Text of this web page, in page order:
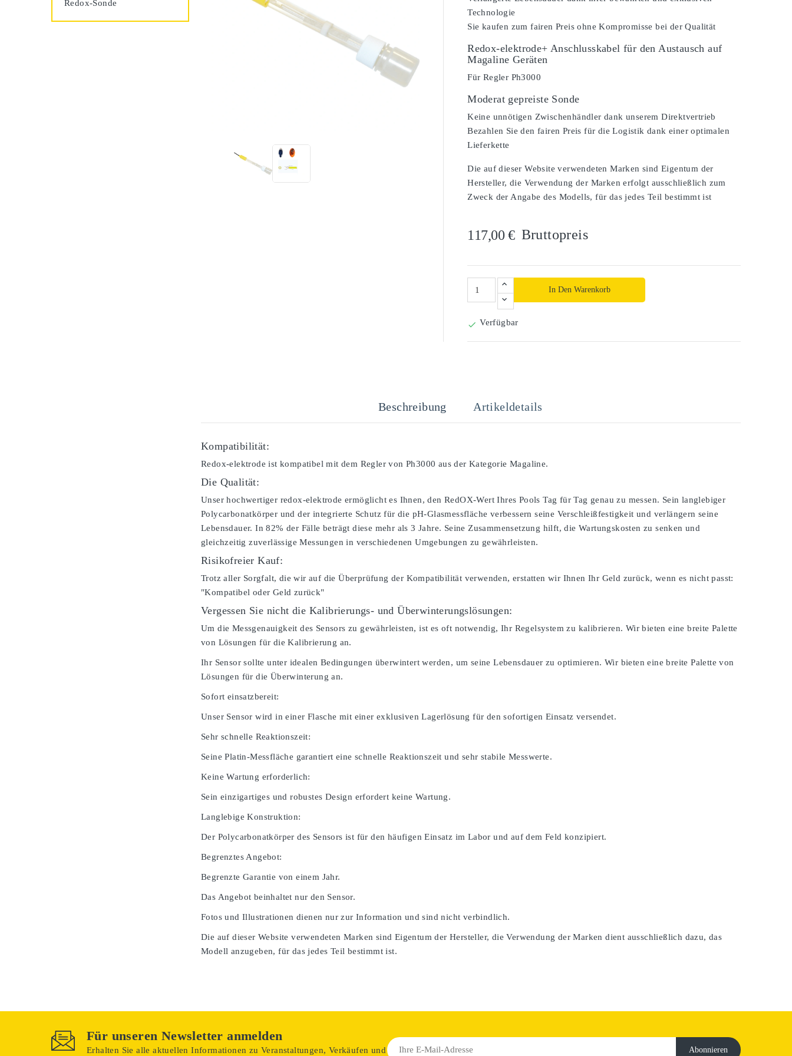
Redox-Sonde
Technologie
Sie kaufen zum fairen Preis ohne Kompromisse bei der Qualität
Redox-elektrode+ Anschlusskabel für den Austausch auf
Magaline Geräten
Für Regler Ph3000
Moderat gepreiste Sonde
Keine unnötigen Zwischenhändler dank unserem Direktvertrieb
Bezahlen Sie den fairen Preis für die Logistik dank einer optimalen
Lieferkette
Die auf dieser Website verwendeten Marken sind Eigentum der
Hersteller, die Verwendung der Marken erfolgt ausschließlich zum
Zweck der Angabe des Modells, für das jedes Teil bestimmt ist
117,00 € Bruttopreis
In Den Warenkorb
 Verfügbar
Beschreibung Artikeldetails
Kompatibilität:
Redox-elektrode ist kompatibel mit dem Regler von Ph3000 aus der Kategorie Magaline.
Die Qualität:
Unser hochwertiger redox-elektrode ermöglicht es Ihnen, den RedOX-Wert Ihres Pools Tag für Tag genau zu messen. Sein langlebiger
Polycarbonatkörper und der integrierte Schutz für die pH-Glasmessfläche verbessern seine Verschleißfestigkeit und verlängern seine
Lebensdauer. In 82% der Fälle beträgt diese mehr als 3 Jahre. Seine Zusammensetzung hilft, die Wartungskosten zu senken und
gleichzeitig zuverlässige Messungen in verschiedenen Umgebungen zu gewährleisten.
Risikofreier Kauf:
Trotz aller Sorgfalt, die wir auf die Überprüfung der Kompatibilität verwenden, erstatten wir Ihnen Ihr Geld zurück, wenn es nicht passt:
"Kompatibel oder Geld zurück"
Vergessen Sie nicht die Kalibrierungs- und Überwinterungslösungen:
Um die Messgenauigkeit des Sensors zu gewährleisten, ist es oft notwendig, Ihr Regelsystem zu kalibrieren. Wir bieten eine breite Palette
von Lösungen für die Kalibrierung an.
Ihr Sensor sollte unter idealen Bedingungen überwintert werden, um seine Lebensdauer zu optimieren. Wir bieten eine breite Palette von
Lösungen für die Überwinterung an.
Sofort einsatzbereit:
Unser Sensor wird in einer Flasche mit einer exklusiven Lagerlösung für den sofortigen Einsatz versendet.
Sehr schnelle Reaktionszeit:
Seine Platin-Messfläche garantiert eine schnelle Reaktionszeit und sehr stabile Messwerte.
Keine Wartung erforderlich:
Sein einzigartiges und robustes Design erfordert keine Wartung.
Langlebige Konstruktion:
Der Polycarbonatkörper des Sensors ist für den häufigen Einsatz im Labor und auf dem Feld konzipiert.
Begrenztes Angebot:
Begrenzte Garantie von einem Jahr.
Das Angebot beinhaltet nur den Sensor.
Fotos und Illustrationen dienen nur zur Information und sind nicht verbindlich.
Die auf dieser Website verwendeten Marken sind Eigentum der Hersteller, die Verwendung der Marken dient ausschließlich dazu, das
Modell anzugeben, für das jedes Teil bestimmt ist.
Für unseren Newsletter anmelden
Erhalten Sie alle aktuellen Informationen zu Veranstaltungen, Verkäufen und